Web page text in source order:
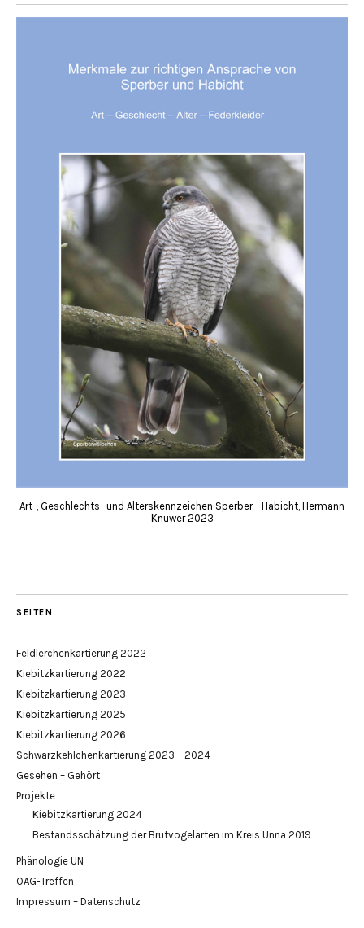
Art-, Geschlechts- und Alterskennzeichen Sperber - Habicht, Hermann
Knüwer 2023
SEITEN
Feldlerchenkartierung 2022
Kiebitzkartierung 2022
Kiebitzkartierung 2023
Kiebitzkartierung 2025
Kiebitzkartierung 2026
Schwarzkehlchenkartierung 2023 – 2024
Gesehen – Gehört
Projekte
Kiebitzkartierung 2024
Bestandsschätzung der Brutvogelarten im Kreis Unna 2019
Phänologie UN
OAG-Treffen
Impressum – Datenschutz